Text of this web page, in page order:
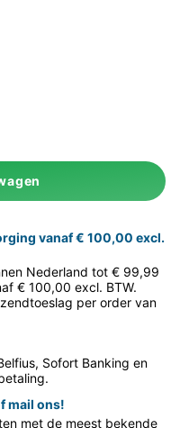
vanaf € 100,00 excl.
Nederland tot € 99,99
€ 100,00 excl. BTW.
per order van
Sofort Banking en
mail ons!
met de meest bekende